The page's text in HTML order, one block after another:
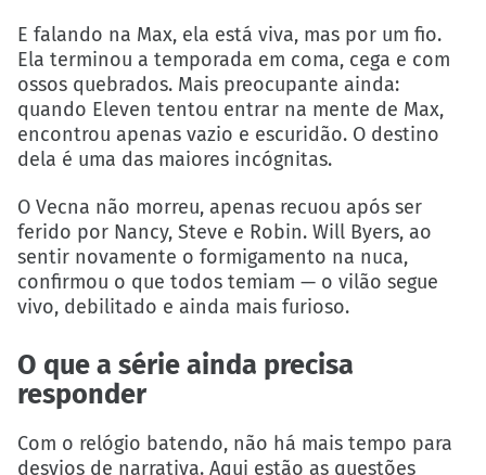
E falando na Max, ela está viva, mas por um fio.
Ela terminou a temporada em coma, cega e com
ossos quebrados. Mais preocupante ainda:
quando Eleven tentou entrar na mente de Max,
encontrou apenas vazio e escuridão. O destino
dela é uma das maiores incógnitas.
O Vecna não morreu, apenas recuou após ser
ferido por Nancy, Steve e Robin. Will Byers, ao
sentir novamente o formigamento na nuca,
confirmou o que todos temiam — o vilão segue
vivo, debilitado e ainda mais furioso.
O que a série ainda precisa
responder
Com o relógio batendo, não há mais tempo para
desvios de narrativa. Aqui estão as questões